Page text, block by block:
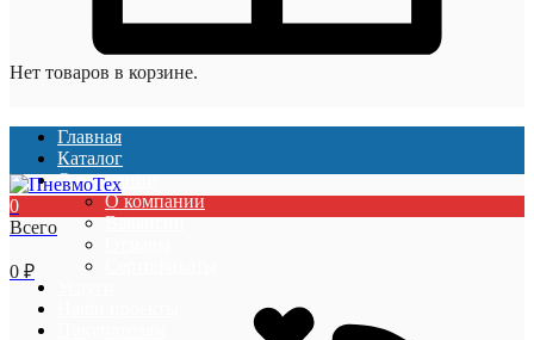
Нет товаров в корзине.
Главная
Каталог
О компании
О компании
Вакансии
0
Всего
0 ₽